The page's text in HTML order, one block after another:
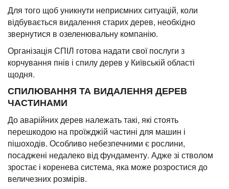
Для того щоб уникнути неприємних ситуацій, коли
відбувається видалення старих дерев, необхідно
звернутися в озеленювальну компанію.
Організація СПІЛ готова надати свої послуги з
корчування пнів і спилу дерев у Київській області
щодня.
СПИЛЮВАННЯ ТА ВИДАЛЕННЯ ДЕРЕВ
ЧАСТИНАМИ
До аварійних дерев належать такі, які стоять
перешкодою на проїжджій частині для машин і
пішоходів. Особливо небезпечними є рослини,
посаджені недалеко від фундаменту. Адже зі стволом
зростає і коренева система, яка може розростися до
величезних розмірів.